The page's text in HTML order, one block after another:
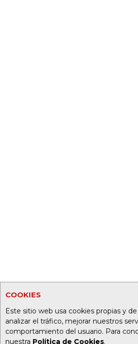
COOKIES
Este sitio web usa cookies propias y
analizar el tráfico, mejorar nuestros
comportamiento del usuario. Para
nuestra Política de Cookies.